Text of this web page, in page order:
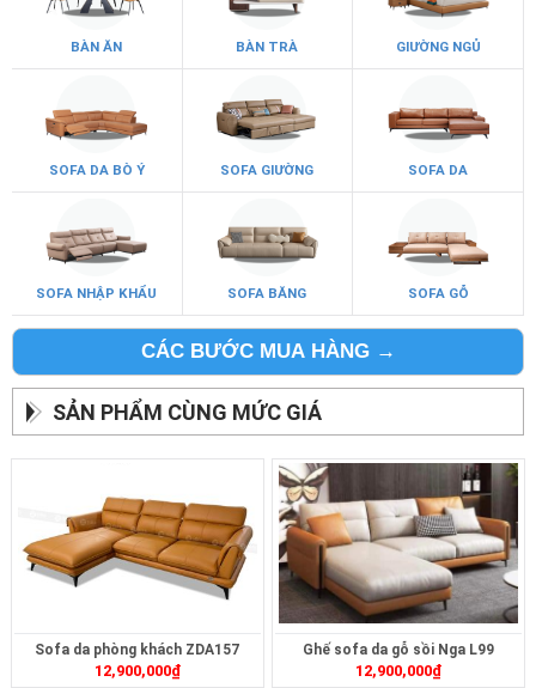
BÀN ĂN BÀN TRÀ GIƯỜNG NGỦ
SOFA DA BÒ Ý SOFA GIƯỜNG SOFA DA
SOFA NHẬP KHẨU SOFA BĂNG SOFA GỖ
CÁC BƯỚC MUA HÀNG →
SẢN PHẨM CÙNG MỨC GIÁ
Sofa da phòng khách ZDA157
12,900,000₫
Ghế sofa da gỗ sồi Nga L99
12,900,000₫